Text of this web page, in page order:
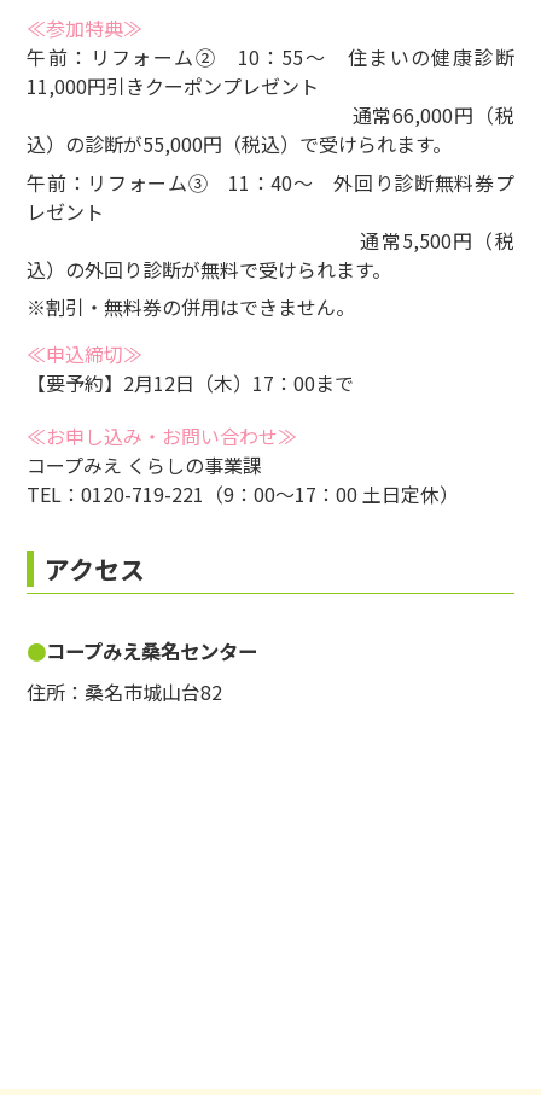
≪参加特典≫
午前：リフォーム② 10：55～ 住まいの健康診断
11,000円引きクーポンプレゼント
通常66,000円（税
込）の診断が55,000円（税込）で受けられます。
午前：リフォーム③ 11：40～ 外回り診断無料券プ
レゼント
通常5,500円（税
込）の外回り診断が無料で受けられます。
※割引・無料券の併用はできません。
≪申込締切≫
【要予約】2月12日（木）17：00まで
≪お申し込み・お問い合わせ≫
コープみえ くらしの事業課
TEL：0120-719-221（9：00～17：00 土日定休）
アクセス
コープみえ桑名センター
住所：桑名市城山台82